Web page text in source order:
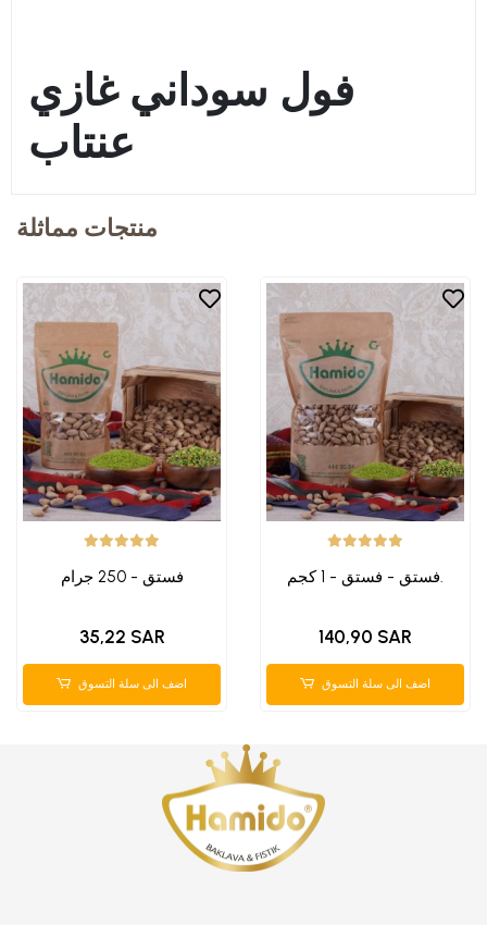
فول سوداني غازي
عنتاب
منتجات مماثلة
فستق - 250 جرام
35,22 SAR
اضف الى سلة التسوق
فستق - فستق - 1 كجم.
140,90 SAR
اضف الى سلة التسوق